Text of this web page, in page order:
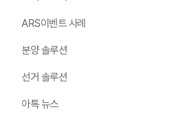
ARS이벤트 사례
분양 솔루션
선거 솔루션
아톡 뉴스